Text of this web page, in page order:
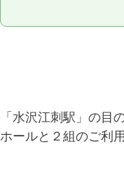
「水沢江刺駅」の目
ホールと２組のご利